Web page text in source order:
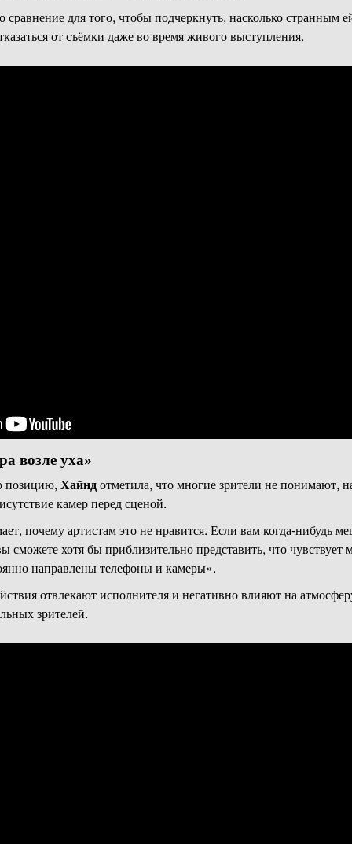
сравнение для того, чтобы подчеркнуть, насколько странным
от съёмки даже во время живого выступления.
возле уха»
позицию, Хайндотметила, что многие зрители не понимают,
камер перед сценой.
почему артистам это не нравится. Если вам когда-нибудь
хотя бы приблизительно представить, что чувствует
направлены телефоны и камеры».
отвлекают исполнителя и негативно влияют на
зрителей.